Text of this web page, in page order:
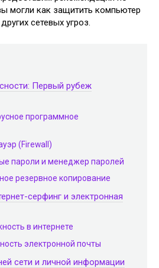
могли как защитить компьютер
сетевых угроз.
Первый рубеж
программное
(Firewall)
пароли и менеджер паролей
резервное копирование
серфинг и электронная
в интернете
электронной почты
сети и личной информации